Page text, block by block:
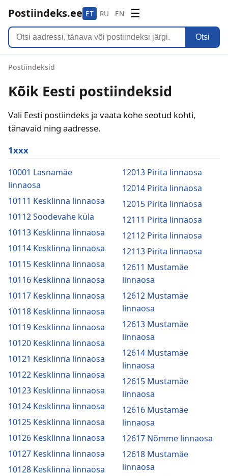
Postiindeks.ee ET RU EN ☰
Otsi
Postiindeksid
Kõik Eesti postiindeksid
Vali Eesti postiindeks ja vaata kohe seotud kohti,
tänavaid ning aadresse.
1xxx
10001 Lasnamäe
linnaosa
10111 Kesklinna linnaosa
10112 Soodevahe küla
10113 Kesklinna linnaosa
10114 Kesklinna linnaosa
10115 Kesklinna linnaosa
10116 Kesklinna linnaosa
10117 Kesklinna linnaosa
10118 Kesklinna linnaosa
10119 Kesklinna linnaosa
10120 Kesklinna linnaosa
10121 Kesklinna linnaosa
10122 Kesklinna linnaosa
10123 Kesklinna linnaosa
10124 Kesklinna linnaosa
10125 Kesklinna linnaosa
10126 Kesklinna linnaosa
10127 Kesklinna linnaosa
10128 Kesklinna linnaosa
12013 Pirita linnaosa
12014 Pirita linnaosa
12015 Pirita linnaosa
12111 Pirita linnaosa
12112 Pirita linnaosa
12113 Pirita linnaosa
12611 Mustamäe
linnaosa
12612 Mustamäe
linnaosa
12613 Mustamäe
linnaosa
12614 Mustamäe
linnaosa
12615 Mustamäe
linnaosa
12616 Mustamäe
linnaosa
12617 Nõmme linnaosa
12618 Mustamäe
linnaosa